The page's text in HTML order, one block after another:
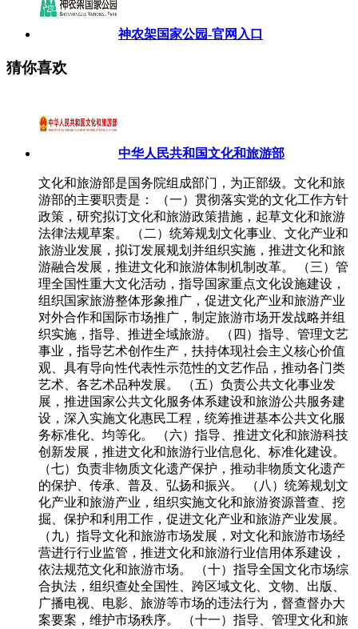
神农架国家公园-官网入口
猜你喜欢
中华人民共和国文化和旅游部
文化和旅游部是国务院组成部门，为正部级。文化和旅
游部的主要职责是： （一）贯彻落实党的文化工作方针
政策，研究拟订文化和旅游政策措施，起草文化和旅游
法律法规草案。 （二）统筹规划文化事业、文化产业和
旅游业发展，拟订发展规划并组织实施，推进文化和旅
游融合发展，推进文化和旅游体制机制改革。 （三）管
理全国性重大文化活动，指导国家重点文化设施建设，
组织国家旅游整体形象推广，促进文化产业和旅游产业
对外合作和国际市场推广，制定旅游市场开发战略并组
织实施，指导、推进全域旅游。 （四）指导、管理文艺
事业，指导艺术创作生产，扶持体现社会主义核心价值
观、具有导向性代表性示范性的文艺作品，推动各门类
艺术、各艺术品种发展。 （五）负责公共文化事业发
展，推进国家公共文化服务体系建设和旅游公共服务建
设，深入实施文化惠民工程，统筹推进基本公共文化服
务标准化、均等化。 （六）指导、推进文化和旅游科技
创新发展，推进文化和旅游行业信息化、标准化建设。
（七）负责非物质文化遗产保护，推动非物质文化遗产
的保护、传承、普及、弘扬和振兴。 （八）统筹规划文
化产业和旅游产业，组织实施文化和旅游资源普查、挖
掘、保护和利用工作，促进文化产业和旅游产业发展。
（九）指导文化和旅游市场发展，对文化和旅游市场经
营进行行业监管，推进文化和旅游行业信用体系建设，
依法规范文化和旅游市场。 （十）指导全国文化市场综
合执法，组织查处全国性、跨区域文化、文物、出版、
广播电视、电影、旅游等市场的违法行为，督查督办大
案要案，维护市场秩序。 （十一）指导、管理文化和旅